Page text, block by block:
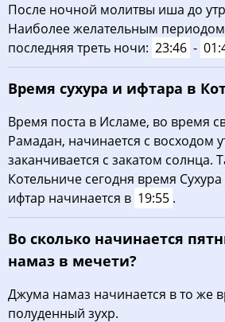
После ночной молитвы иша до
Наиболее желательным периодом
последняя треть ночи: 23:46 -
Время сухура и ифтара в
Время поста в Исламе, во время
Рамадан, начинается с восходом
заканчивается с закатом солнца.
Котельниче сегодня время Сухура
ифтар начинается в 19:55 .
Во сколько начинается
намаз в мечети?
Джума намаз начинается в то же
полуденный зухр.